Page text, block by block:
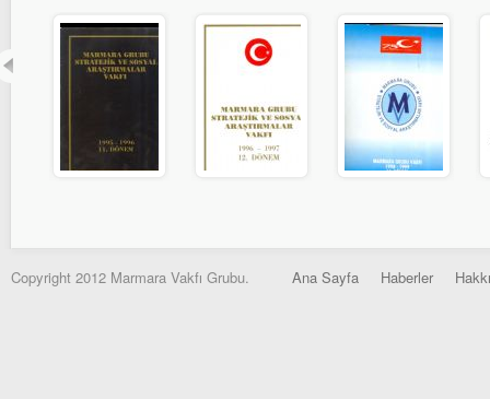
Copyright 2012 Marmara Vakfı Grubu. Ana Sayfa Haberler